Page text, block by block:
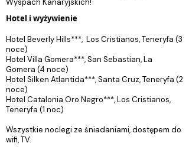
Wyspach Kanaryjskich!
Hotel i wyżywienie
Hotel Beverly Hills***, Los Cristianos, Teneryfa (3
noce)
Hotel Villa Gomera***, San Sebastian, La
Gomera (4 noce)
Hotel Silken Atlantida***, Santa Cruz, Teneryfa (2
noce)
Hotel Catalonia Oro Negro***, Los Cristianos,
Teneryfa (1 noc)
Wszystkie noclegi ze śniadaniami, dostępem do
wifi, TV.